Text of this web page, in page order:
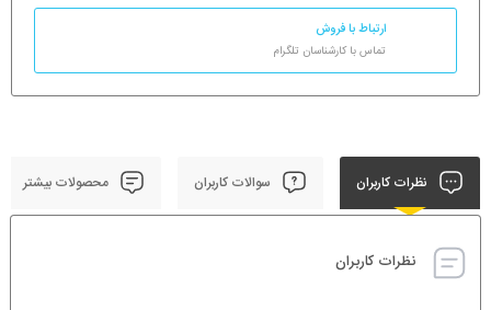
ارتباط با فروش
تماس با کارشناسان تلگرام
نظرات کاربران سوالات کاربران محصولات بیشتر
نظرات کاربران